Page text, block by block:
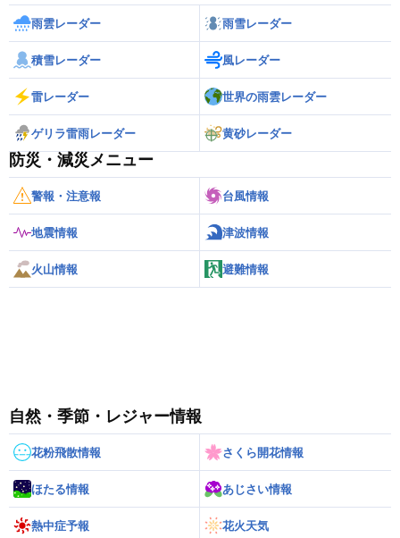
雨雲レーダー 雨雪レーダー
積雪レーダー 風レーダー
雷レーダー 世界の雨雲レーダー
ゲリラ雷雨レーダー 黄砂レーダー
防災・減災メニュー
警報・注意報 台風情報
地震情報 津波情報
火山情報 避難情報
自然・季節・レジャー情報
花粉飛散情報 さくら開花情報
ほたる情報 あじさい情報
熱中症予報 花火天気